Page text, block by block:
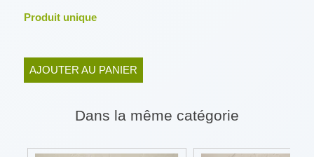
Produit unique
AJOUTER AU PANIER
Dans la même catégorie